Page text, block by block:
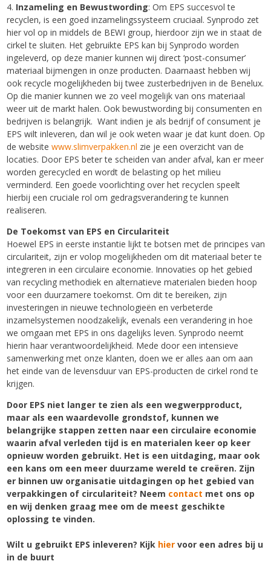
4. Inzameling en Bewustwording: Om EPS succesvol te
recyclen, is een goed inzamelingssysteem cruciaal. Synprodo zet
hier vol op in middels de BEWI group, hierdoor zijn we in staat de
cirkel te sluiten. Het gebruikte EPS kan bij Synprodo worden
ingeleverd, op deze manier kunnen wij direct ‘post-consumer’
materiaal bijmengen in onze producten. Daarnaast hebben wij
ook recycle mogelijkheden bij twee zusterbedrijven in de Benelux.
Op die manier kunnen we zo veel mogelijk van ons materiaal
weer uit de markt halen. Ook bewustwording bij consumenten en
bedrijven is belangrijk. Want indien je als bedrijf of consument je
EPS wilt inleveren, dan wil je ook weten waar je dat kunt doen. Op
de website www.slimverpakken.nl zie je een overzicht van de
locaties. Door EPS beter te scheiden van ander afval, kan er meer
worden gerecycled en wordt de belasting op het milieu
verminderd. Een goede voorlichting over het recyclen speelt
hierbij een cruciale rol om gedragsverandering te kunnen
realiseren.
De Toekomst van EPS en Circulariteit
Hoewel EPS in eerste instantie lijkt te botsen met de principes van
circulariteit, zijn er volop mogelijkheden om dit materiaal beter te
integreren in een circulaire economie. Innovaties op het gebied
van recycling methodiek en alternatieve materialen bieden hoop
voor een duurzamere toekomst. Om dit te bereiken, zijn
investeringen in nieuwe technologieën en verbeterde
inzamelsystemen noodzakelijk, evenals een verandering in hoe
we omgaan met EPS in ons dagelijks leven. Synprodo neemt
hierin haar verantwoordelijkheid. Mede door een intensieve
samenwerking met onze klanten, doen we er alles aan om aan
het einde van de levensduur van EPS-producten de cirkel rond te
krijgen.
Door EPS niet langer te zien als een wegwerpproduct,
maar als een waardevolle grondstof, kunnen we
belangrijke stappen zetten naar een circulaire economie
waarin afval verleden tijd is en materialen keer op keer
opnieuw worden gebruikt. Het is een uitdaging, maar ook
een kans om een meer duurzame wereld te creëren. Zijn
er binnen uw organisatie uitdagingen op het gebied van
verpakkingen of circulariteit? Neem contact met ons op
en wij denken graag mee om de meest geschikte
oplossing te vinden.
Wilt u gebruikt EPS inleveren? Kijk hiervoor een adres bij u
in de buurt